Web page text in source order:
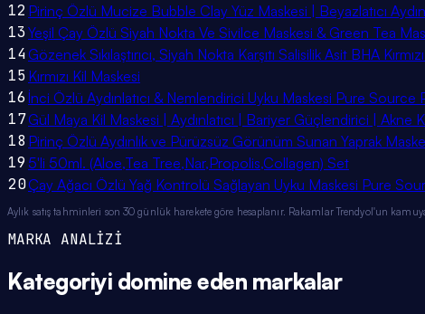
12 Pirinç Özlü Mucize Bubble Clay Yüz Maskesi | Beyazlatıcı
13Yeşil Çay Özlü Siyah Nokta Ve Sivilce Maskesi & Green Tea
14 Gözenek Sıkılaştırıcı, Siyah Nokta Karşıtı Salisilik Asit BHA
15 Kırmızı Kil Maskesi
16 İnci Özlü Aydınlatıcı & Nemlendirici Uyku Maskesi Pure Source
17Gül Maya Kil Maskesi | Aydınlatıcı | Bariyer Güçlendirici | Akne
18 Pirinç Özlü Aydınlık ve Pürüzsüz Görünüm Sunan Yaprak
19 5'li 50ml. (Aloe,Tea Tree,Nar,Propolis,Collagen) Set
20Çay Ağacı Özlü Yağ Kontrolü Sağlayan Uyku Maskesi Pure
Aylık satış tahminleri son 30 günlük harekete göre hesaplanır. Rakamlar Trendyol'un
MARKA ANALİZİ
Kategoriyi domine eden markalar